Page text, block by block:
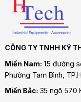
CÔNG TY TNHH KỸ
Miền Nam: 15 đường
Phường Tam Bình ,
Miền Bắc: 35 ngõ 570